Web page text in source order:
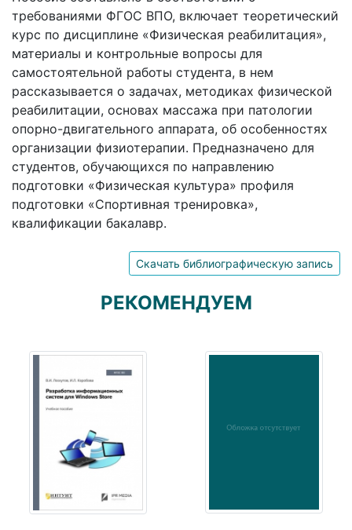
требованиями ФГОС ВПО, включает теоретический
курс по дисциплине «Физическая реабилитация»,
материалы и контрольные вопросы для
самостоятельной работы студента, в нем
рассказывается о задачах, методиках физической
реабилитации, основах массажа при патологии
опорно-двигательного аппарата, об особенностях
организации физиотерапии. Предназначено для
студентов, обучающихся по направлению
подготовки «Физическая культура» профиля
подготовки «Спортивная тренировка»,
квалификации бакалавр.
Скачать библиографическую запись
РЕКОМЕНДУЕМ